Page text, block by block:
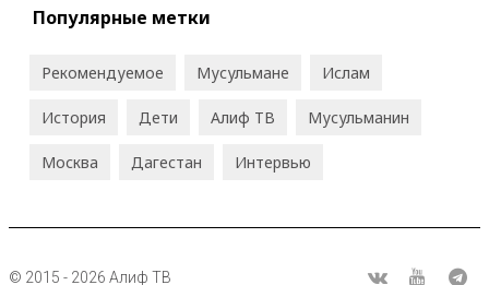
Популярные метки
Рекомендуемое Мусульмане Ислам
История Дети Алиф ТВ Мусульманин
Москва Дагестан Интервью
© 2015 - 2026 Алиф ТВ